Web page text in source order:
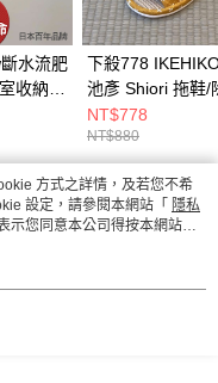
水流肥
收納/
盤/肥
下殺778
池彥 Shiori 拖鞋/
拖鞋/天然藺草/室
鞋 26Aug001
NT$778
NT$880
方式之詳情，及若您不希
設定，請參閱本網站「 隱私
示您同意本公司得按本網站使